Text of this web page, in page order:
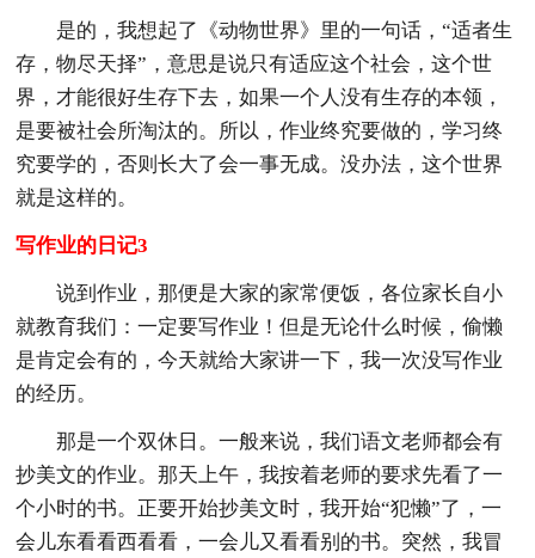
是的，我想起了《动物世界》里的一句话，“适者生
存，物尽天择”，意思是说只有适应这个社会，这个世
界，才能很好生存下去，如果一个人没有生存的本领，
是要被社会所淘汰的。所以，作业终究要做的，学习终
究要学的，否则长大了会一事无成。没办法，这个世界
就是这样的。
写作业的日记3
说到作业，那便是大家的家常便饭，各位家长自小
就教育我们：一定要写作业！但是无论什么时候，偷懒
是肯定会有的，今天就给大家讲一下，我一次没写作业
的经历。
那是一个双休日。一般来说，我们语文老师都会有
抄美文的作业。那天上午，我按着老师的要求先看了一
个小时的书。正要开始抄美文时，我开始“犯懒”了，一
会儿东看看西看看，一会儿又看看别的书。突然，我冒